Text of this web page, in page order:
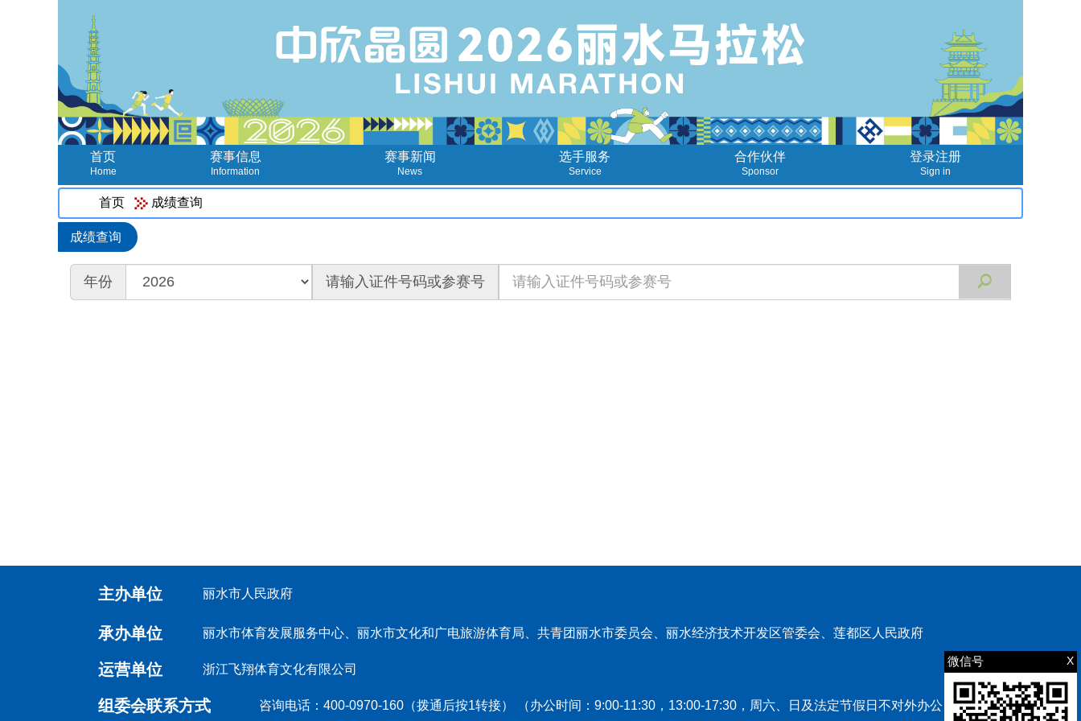
首页
Home
赛事信息
Information
赛事新闻
News
选手服务
Service
合作伙伴
Sponsor
登录注册
Sign in
首页 成绩查询
成绩查询
年份 请输入证件号码或参赛号
主办单位 丽水市人民政府
承办单位 丽水市体育发展服务中心、丽水市文化和广电旅游体育局、共青团丽水市委员会、丽水经济技术开发区管委会、莲都区人民政府
运营单位 浙江飞翔体育文化有限公司
组委会联系方式 咨询电话：400-0970-160（拨通后按1转接） （办公时间：9:00-11:30，13:00-17:30，周六、日及法定节假日不对外办公）
微信号 X